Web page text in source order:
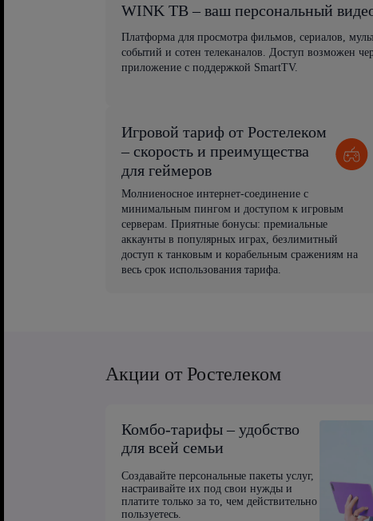
WINK ТВ – ваш персональный
Платформа для просмотра фильмов, сериалов,
событий и сотен телеканалов. Доступ возможен
приложение с поддержкой SmartTV.
Игровой тариф от Ростелеком
– скорость и преимущества
для геймеров
Молниеносное интернет-соединение с
минимальным пингом и доступом к игровым
серверам. Приятные бонусы: премиальные
аккаунты в популярных играх, безлимитный
доступ к танковым и корабельным сражениям на
весь срок использования тарифа.
Акции от Ростелеком
Комбо-тарифы – удобство
для всей семьи
Создавайте персональные пакеты услуг,
настраивайте их под свои нужды и
платите только за то, чем действительно
пользуетесь.